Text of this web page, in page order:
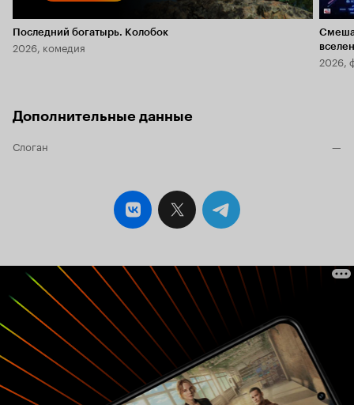
Последний богатырь. Колобок
2026, комедия
2026,
Дополнительные данные
Слоган —